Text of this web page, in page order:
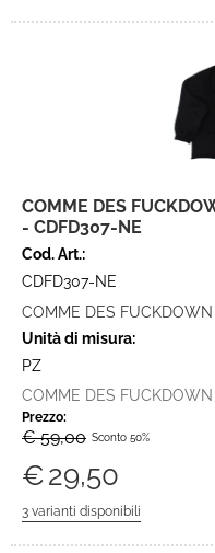
COMME DES
- CDFD307-NE
Cod. Art.:
CDFD307-NE
COMME DES FUCKDOWN
Unità di misura:
PZ
COMME DES FUCKDOWN
Prezzo:
€ 59,00 Sconto 50%
€29,50